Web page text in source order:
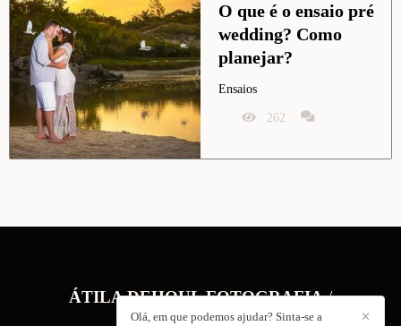
O que é o ensaio pré
wedding? Como
planejar?
Ensaios
262
ÁTILA DEHOUL FOTOGRAFIA/
CONTATO
✕
Olá, em que podemos ajudar? Sinta-se a